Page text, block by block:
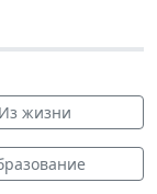
Из жизни